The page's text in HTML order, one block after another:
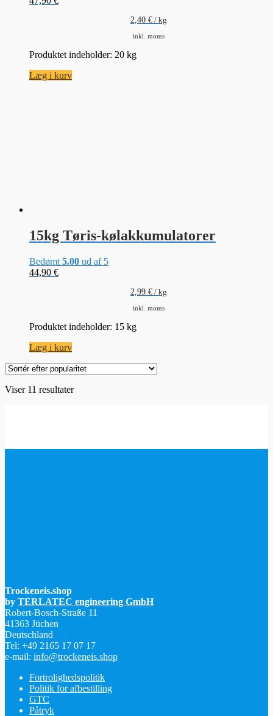
2,40 € / kg
inkl. moms
Produktet indeholder: 20 kg
Læg i kurv
15kg Tøris-kølakkumulatorer
Bedømt 5.00 ud af 5
44,90 €
2,99 € / kg
inkl. moms
Produktet indeholder: 15 kg
Læg i kurv
Viser 11 resultaterSorteret
Trockeneis.shop
by TERLATEC engineering GmbH
Robert-Bosch-Straße 11
41363 Jüchen
Deutschland
Tel: +49 2165 17 07 17
e-mail: info@trockeneis.shop
Fortrolighedspolitik
Politik for afbestilling
GTC
Påtryk